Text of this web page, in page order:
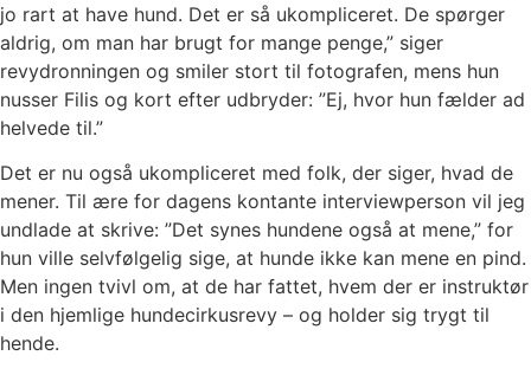
jo rart at have hund. Det er så ukompliceret. De spørger
aldrig, om man har brugt for mange penge,” siger
revydronningen og smiler stort til fotografen, mens hun
nusser Filis og kort efter udbryder: ”Ej, hvor hun fælder ad
helvede til.”
Det er nu også ukompliceret med folk, der siger, hvad de
mener. Til ære for dagens kontante interviewperson vil jeg
undlade at skrive: ”Det synes hundene også at mene,” for
hun ville selvfølgelig sige, at hunde ikke kan mene en pind.
Men ingen tvivl om, at de har fattet, hvem der er instruktør
i den hjemlige hundecirkusrevy – og holder sig trygt til
hende.